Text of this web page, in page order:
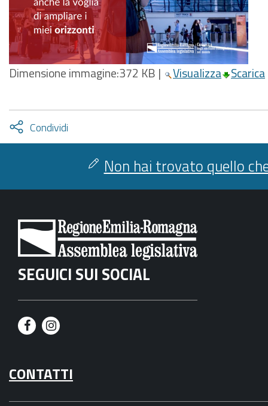
Dimensione immagine:372 KB | Visualizza Scarica
Condividi
facebook
twitter
Attiva
condividi
Non hai trovato quello
SEGUICI SUI SOCIAL
F
c
e
I
s
t
CONTATTI